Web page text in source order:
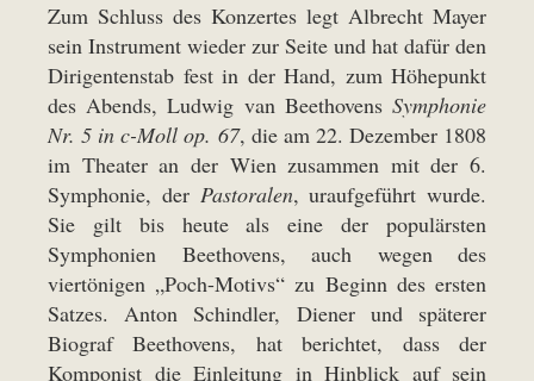
Zum Schluss des Konzertes legt Albrecht Mayer
sein Instrument wieder zur Seite und hat dafür den
Dirigentenstab fest in der Hand, zum Höhepunkt
des Abends, Ludwig van Beethovens Symphonie
Nr. 5 in c-Moll op. 67, die am 22. Dezember 1808
im Theater an der Wien zusammen mit der 6.
Symphonie, der Pastoralen, uraufgeführt wurde.
Sie gilt bis heute als eine der populärsten
Symphonien Beethovens, auch wegen des
viertönigen „Poch-Motivs“ zu Beginn des ersten
Satzes. Anton Schindler, Diener und späterer
Biograf Beethovens, hat berichtet, dass der
Komponist die Einleitung in Hinblick auf sein